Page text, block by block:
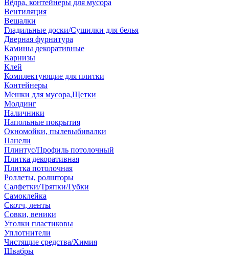
Вёдра, контейнеры для мусора
Вентиляция
Вешалки
Гладильные доски/Сушилки для белья
Дверная фурнитура
Камины декоративные
Карнизы
Клей
Комплектующие для плитки
Контейнеры
Мешки для мусора,Щетки
Молдинг
Наличники
Напольные покрытия
Окномойки, пылевыбивалки
Панели
Плинтус/Профиль потолочный
Плитка декоративная
Плитка потолочная
Роллеты, ролшторы
Салфетки/Тряпки/Губки
Самоклейка
Скотч, ленты
Совки, веники
Уголки пластиковы
Уплотнители
Чистящие средства/Химия
Швабры